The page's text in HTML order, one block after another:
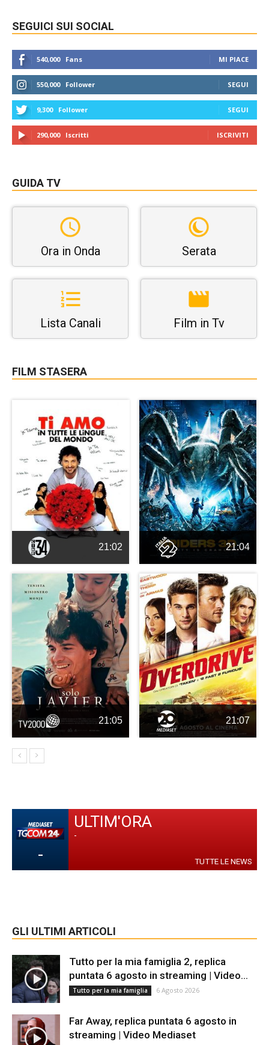
SEGUICI SUI SOCIAL
540,000 Fans MI PIACE
550,000 Follower SEGUI
9,300 Follower SEGUI
290,000 Iscritti ISCRIVITI
GUIDA TV
Ora in Onda Serata
Lista Canali Film in Tv
FILM STASERA
21:02 21:04
21:05 21:07
-
ULTIM'ORA
-
TUTTE LE NEWS
GLI ULTIMI ARTICOLI
Tutto per la mia famiglia 2, replica
puntata 6 agosto in streaming | Video...
Tutto per la mia famiglia 6 Agosto 2026
Far Away, replica puntata 6 agosto in
streaming | Video Mediaset